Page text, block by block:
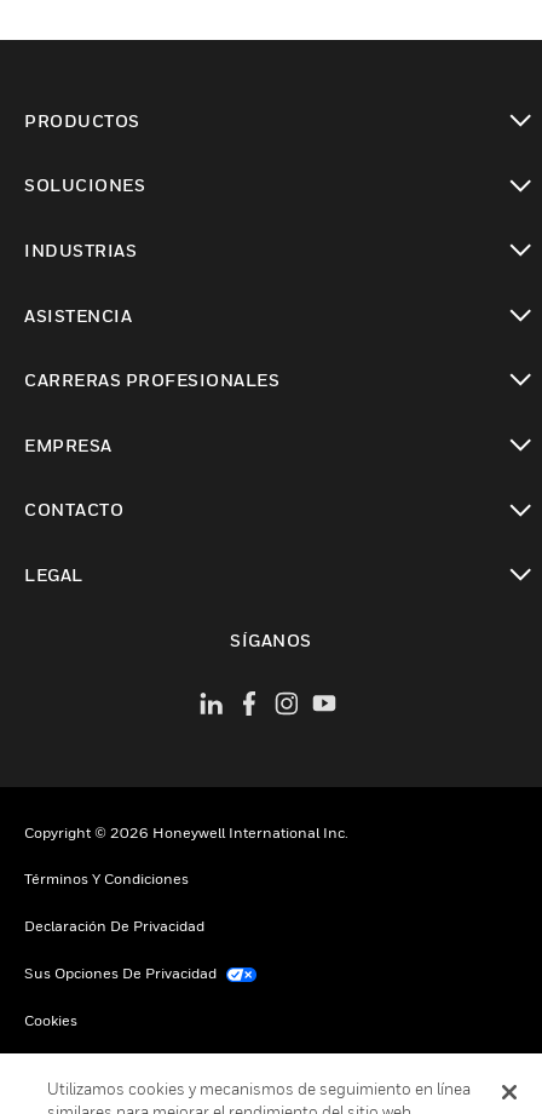
PRODUCTOS
SOLUCIONES
INDUSTRIAS
ASISTENCIA
CARRERAS PROFESIONALES
EMPRESA
CONTACTO
LEGAL
SÍGANOS
Copyright © 2026 Honeywell International Inc.
Términos Y Condiciones
Declaración De Privacidad
Sus Opciones De Privacidad
Cookies
Utilizamos cookies y mecanismos de seguimiento en línea